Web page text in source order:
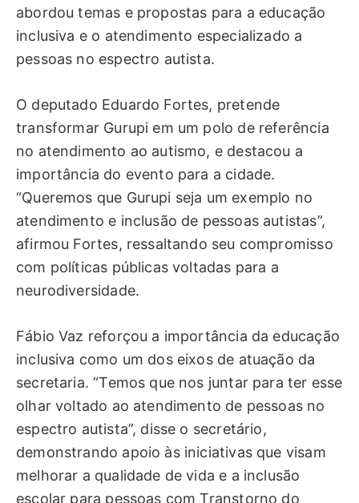
abordou temas e propostas para a educação
inclusiva e o atendimento especializado a
pessoas no espectro autista.
O deputado Eduardo Fortes, pretende
transformar Gurupi em um polo de referência
no atendimento ao autismo, e destacou a
importância do evento para a cidade.
“Queremos que Gurupi seja um exemplo no
atendimento e inclusão de pessoas autistas”,
afirmou Fortes, ressaltando seu compromisso
com políticas públicas voltadas para a
neurodiversidade.
Fábio Vaz reforçou a importância da educação
inclusiva como um dos eixos de atuação da
secretaria. “Temos que nos juntar para ter esse
olhar voltado ao atendimento de pessoas no
espectro autista”, disse o secretário,
demonstrando apoio às iniciativas que visam
melhorar a qualidade de vida e a inclusão
escolar para pessoas com Transtorno do